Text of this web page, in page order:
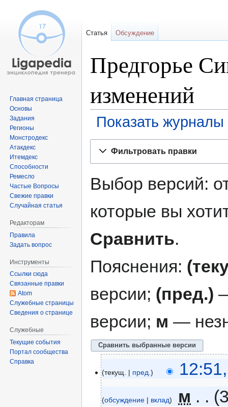
Предгорье
изменений
Показать
Фильтровать правки
Выбор версий:
которые вы
Сравнить.
Пояснения:
версии; (пред.)
версии; м —
текущ. пред.
обсуждение вклад м
Статья Обсуждение
Главная страница
Основы
Задания
Регионы
Монстродекс
Атакдекс
Итемдекс
Способности
Ремесло
Частые Вопросы
Свежие правки
Случайная статья
Редакторам
Правила
Задать вопрос
Инструменты
Ссылки сюда
Связанные правки
Atom
Служебные страницы
Сведения о странице
Служебные
Текущие события
Портал сообщества
Справка